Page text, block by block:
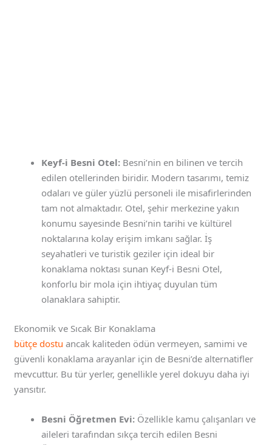
Keyf-i Besni Otel: Besni’nin en bilinen ve tercih
edilen otellerinden biridir. Modern tasarımı, temiz
odaları ve güler yüzlü personeli ile misafirlerinden
tam not almaktadır. Otel, şehir merkezine yakın
konumu sayesinde Besni’nin tarihi ve kültürel
noktalarına kolay erişim imkanı sağlar. İş
seyahatleri ve turistik geziler için ideal bir
konaklama noktası sunan Keyf-i Besni Otel,
konforlu bir mola için ihtiyaç duyulan tüm
olanaklara sahiptir.
Ekonomik ve Sıcak Bir Konaklama
bütçe dostu ancak kaliteden ödün vermeyen, samimi ve
güvenli konaklama arayanlar için de Besni’de alternatifler
mevcuttur. Bu tür yerler, genellikle yerel dokuyu daha iyi
yansıtır.
Besni Öğretmen Evi: Özellikle kamu çalışanları ve
aileleri tarafından sıkça tercih edilen Besni